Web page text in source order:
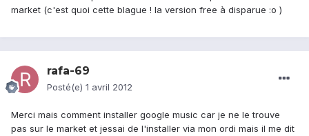
market (c'est quoi cette blague ! la version free à disparue :o )
rafa-69
Posté(e) 1 avril 2012
Merci mais comment installer google music car je ne le trouve
pas sur le market et jessai de l'installer via mon ordi mais il me dit